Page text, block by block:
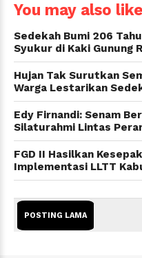
You may also
Sedekah Bumi 206
Syukur di Kaki Gunung
Hujan Tak Surutkan
Warga Lestarikan
Edy Firnandi: Senam
Silaturahmi Lintas
FGD II Hasilkan
Implementasi LLTT
POSTING LAMA